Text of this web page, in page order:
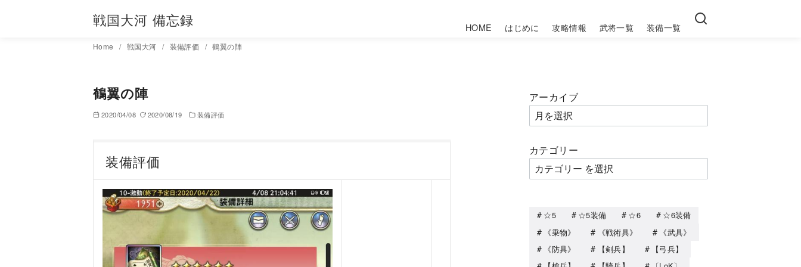
戦国大河 備忘録 HOME はじめに 攻略情報 武将一覧 装備一覧
Home 戦国大河 装備評価 鶴翼の陣
鶴翼の陣
2020/04/08 2020/08/19 装備評価
装備評価
アーカイブ
カテゴリー
☆5 ☆5装備 ☆6
☆6装備
《乗物》
《戦術具》
《武具》
《防具》
【剣兵】
【弓兵】